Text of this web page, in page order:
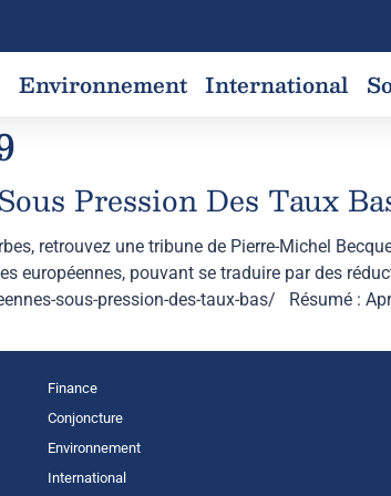
Environnement International
Pression Des Taux
retrouvez une tribune de Pierre-Michel
européennes, pouvant se traduire par des
sous-pression-des-taux-bas/ Résumé :
Finance
Conjoncture
Environnement
International